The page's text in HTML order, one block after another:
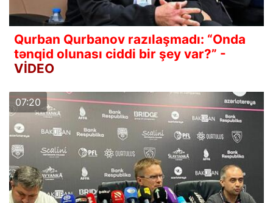
Qurban Qurbanov razılaşmadı: “Onda
tənqid olunası ciddi bir şey var?” -
VİDEO
07:20